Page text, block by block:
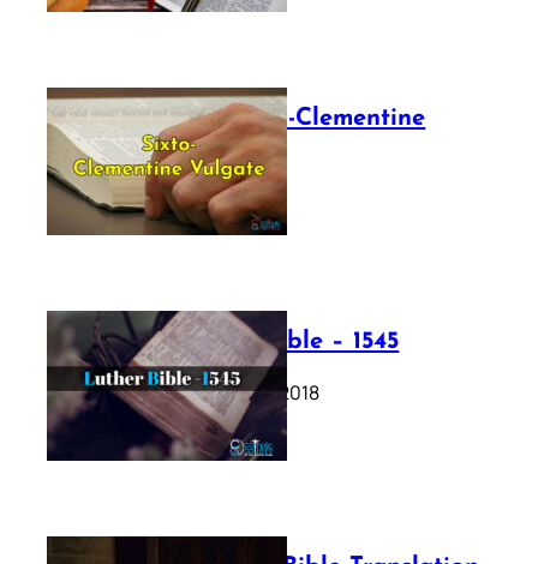
The Sixto-Clementine
Vulgate
July 12, 2025
Luther Bible – 1545
October 17, 2018